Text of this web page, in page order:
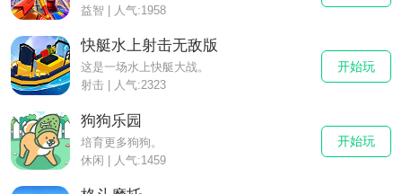
益智 | 人气:1958
快艇水上射击无敌版
这是一场水上快艇大战。
射击 | 人气:2323
开始玩
狗狗乐园
培育更多狗狗。
休闲 | 人气:1459
开始玩